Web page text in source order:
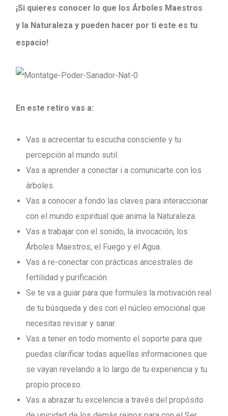
¡Si quieres conocer lo que los Árboles Maestros
y la Naturaleza y pueden hacer por ti este es tu
espacio!
En este retiro vas a:
Vas a acrecentar tu escucha consciente y tu
percepción al mundo sutil.
Vas a aprender a conectar i a comunicarte con los
árboles.
Vas a conocer a fondo las claves para interaccionar
con el mundo espiritual que anima la Naturaleza.
Vas a trabajar con el sonido, la invocación, los
Árboles Maestros, el Fuego y el Agua.
Vas a re-conectar con prácticas ancestrales de
fertilidad y purificación.
Se te va a guiar para que formules la motivación real
de tu búsqueda y des con el núcleo emocional que
necesitas revisar y sanar.
Vas a tener en todo momento el soporte para que
puedas clarificar todas aquellas informaciones que
se vayan revelando a lo largo de tu experiencia y tu
propio proceso.
Vas a abrazar tu excelencia a través del propósito